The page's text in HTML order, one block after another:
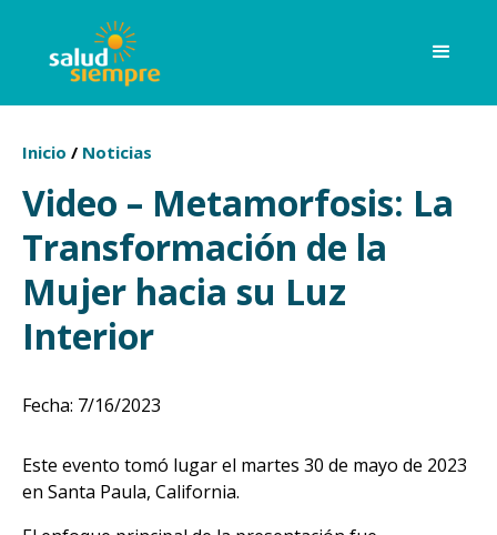
Inicio / Noticias
Video – Metamorfosis: La
Transformación de la
Mujer hacia su Luz
Interior
Fecha: 7/16/2023
Este evento tomó lugar el martes 30 de mayo de 2023
en Santa Paula, California.